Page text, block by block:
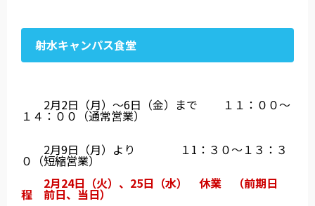
射水キャンパス食堂
2月2日（月）～6日（金）まで １１：００～
１４：００（通常営業）
2月9日（月）より １1 ：３０～１３：３
０（短縮営業）
2月24日（火）、25日（水） 休業 （前期日
程 前日、当日）